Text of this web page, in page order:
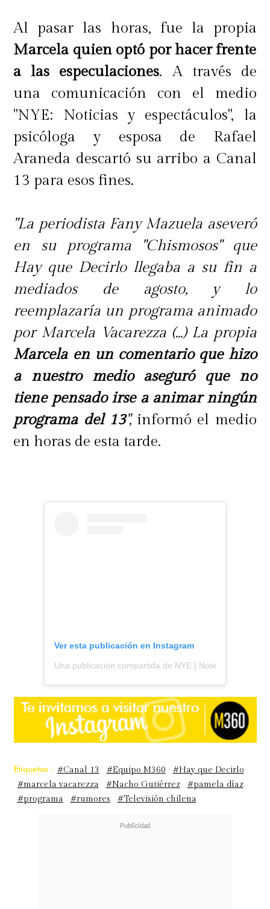
Al pasar las horas, fue la propia
Marcela quien optó por hacer frente
a las especulaciones. A través de
una comunicación con el medio
"NYE: Noticias y espectáculos", la
psicóloga y esposa de Rafael
Araneda descartó su arribo a Canal
13 para esos fines.
"La periodista Fany Mazuela aseveró
en su programa "Chismosos" que
Hay que Decirlo llegaba a su fin a
mediados de agosto, y lo
reemplazaría un programa animado
por Marcela Vacarezza (...) La propia
Marcela en un comentario que hizo
a nuestro medio aseguró que no
tiene pensado irse a animar ningún
programa del 13",informó el medio
en horas de esta tarde.
Ver esta publicación en Instagram
Una publicación compartida de NYE | Noticias y
Etiquetas : #Canal 13 #Equipo M360
#Hay que Decirlo
#marcela vacarezza
#Nacho Gutiérrez
#pamela díaz
#programa
#rumores #Televisión chilena